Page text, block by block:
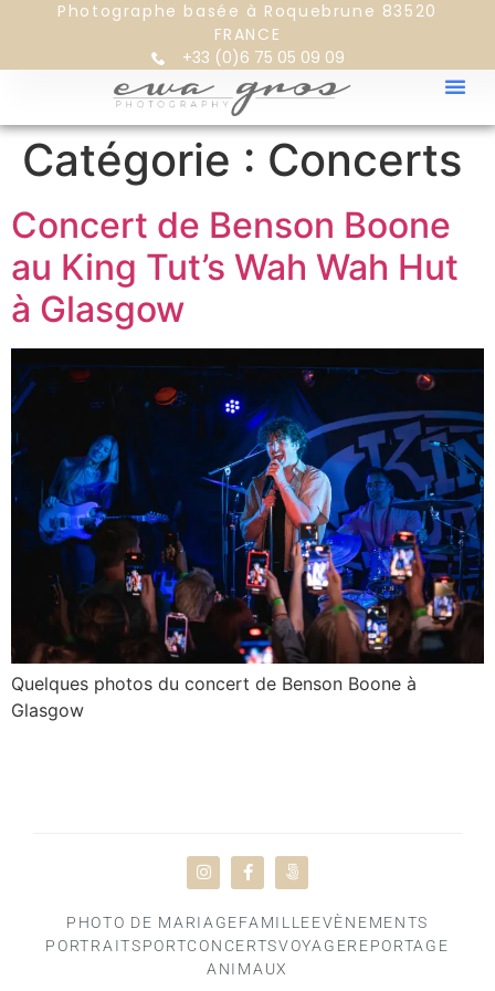
Photographe basée à Roquebrune 83520
FRANCE
+33 (0)6 75 05 09 09
Catégorie : Concerts
Concert de Benson Boone
au King Tut’s Wah Wah Hut
à Glasgow
Quelques photos du concert de Benson Boone à
Glasgow
PHOTO DE MARIAGEFAMILLEEVÈNEMENTS
PORTRAITSPORTCONCERTSVOYAGEREPORTAGE
ANIMAUX